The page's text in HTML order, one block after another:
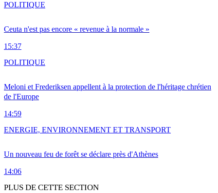
Ceuta n'est pas encore « revenue à la normale »
15:37
POLITIQUE
Meloni et Frederiksen appellent à la protection de l'héritage chrétien
de l'Europe
14:59
POLITIQUE
Un nouveau feu de forêt se déclare près d'Athènes
14:06
ENERGIE, ENVIRONNEMENT ET TRANSPORT
PLUS DE CETTE SECTION